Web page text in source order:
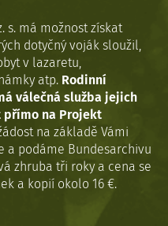
s. má možnost získat
dotyčný voják sloužil,
v lazaretu,
atp. Rodinní
válečná služba jejich
přímo na Projekt
na základě Vámi
a podáme Bundesarchivu
zhruba tři roky a cena se
a kopií okolo 16 €.